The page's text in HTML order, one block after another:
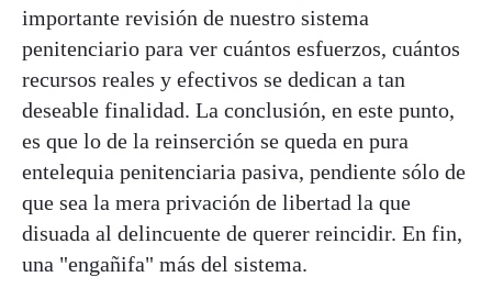
importante revisión de nuestro sistema
penitenciario para ver cuántos esfuerzos, cuántos
recursos reales y efectivos se dedican a tan
deseable finalidad. La conclusión, en este punto,
es que lo de la reinserción se queda en pura
entelequia penitenciaria pasiva, pendiente sólo de
que sea la mera privación de libertad la que
disuada al delincuente de querer reincidir. En fin,
una "engañifa" más del sistema.